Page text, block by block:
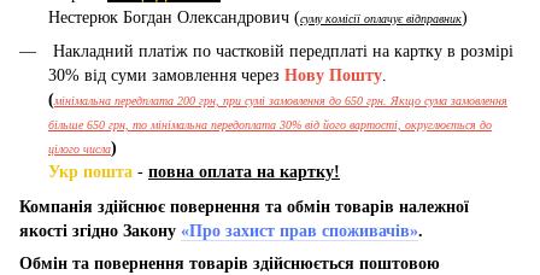
Нестерюк Богдан Олександрович (суму комісії оплачує відправник)
Накладний платіж по частковій передплаті на картку в розмірі
30% від суми замовлення через Нову Пошту.
(мінімальна передплата 200 грн, при сумі замовлення до 650 грн. Якщо сума замовлення
більше 650 грн, то мінімальна передоплата 30% від його вартості, округлюється до
цілого числа)
Укр пошта - повна оплата на картку!
Компанія здійснює повернення та обмін товарів належної
якості згідно Закону «Про захист прав споживачів».
Обмін та повернення товарів здійснюється поштовою